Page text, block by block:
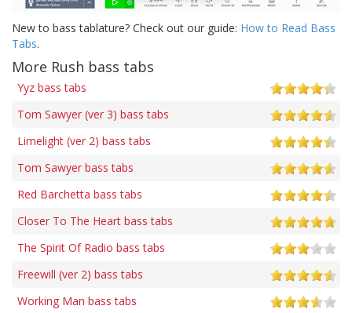
New to bass tablature? Check out our guide: How to Read Bass
Tabs.
More Rush bass tabs
Yyz bass tabs
Tom Sawyer (ver 3) bass tabs
Limelight (ver 2) bass tabs
Tom Sawyer bass tabs
Red Barchetta bass tabs
Closer To The Heart bass tabs
The Spirit Of Radio bass tabs
Freewill (ver 2) bass tabs
Working Man bass tabs